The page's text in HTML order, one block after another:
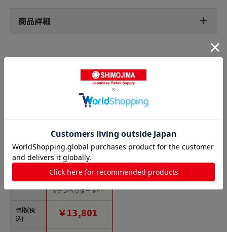
商品詳細
給水設備用継手の人気商品との比較
価格(税
込)
カクダイ 2225713 カ
クダイ 783-554-13 キ
ッチンヘッダー #783-
554-13 1個（ご注文単
位1個）【直送品】
￥13,801